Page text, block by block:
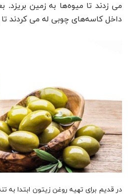
می ‌زدند تا میوه‌ها به زمین بریزد.
داخل کاسه‌های چوبی له می ‌کردند
در قدیم برای تهیه روغن زیتون ابتدا